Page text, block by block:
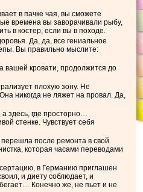
в пачке чая, вы сможете
времена вы заворачивали рыбу,
в костер, если вы в походе.
Да, да, все гениальное
Вы правильно мыслите:
вашей кровати, продолжится до
плохую зону. Не
никогда не ляжет на провал. Да,
здесь, где просторно…
стенке. Чувствует себя
после ремонта в свой
которая часами переводами
в Германию приглашен
и диету соблюдает, и
Конечно же, не пьет и не